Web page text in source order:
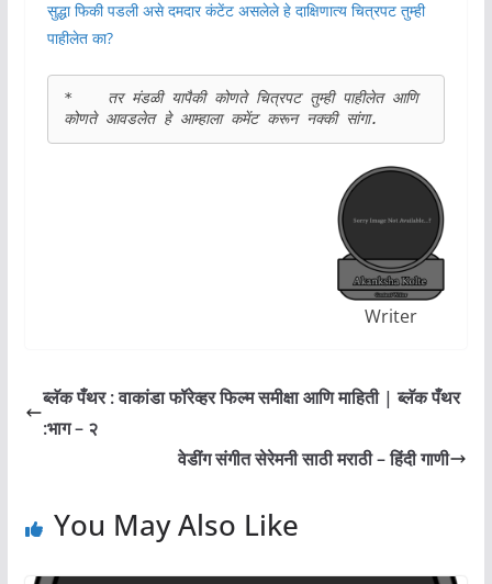
सुद्धा फिकी पडली असे दमदार कंटेंट असलेले हे दाक्षिणात्य चित्रपट तुम्ही
पाहीलेत का?
*    तर मंडळी यापैकी कोणते चित्रपट तुम्ही पाहीलेत आणि
कोणते आवडलेत हे आम्हाला कमेंट करून नक्की सांगा.
Writer
ब्लॅक पँथर : वाकांडा फॉरेव्हर फिल्म समीक्षा आणि माहिती | ब्लॅक पँथर
:भाग – २
वेडींग संगीत सेरेमनी साठी मराठी – हिंदी गाणी
You May Also Like